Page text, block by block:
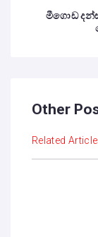
මීගොඩ
Other
Related